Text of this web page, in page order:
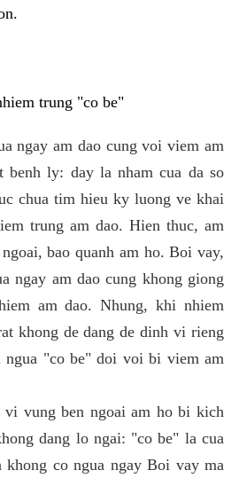
trung "co be"
ngay am dao cung voi viem am
benh ly: day la nham cua da so
chua tim hieu ky luong ve khai
trung am dao. Hien thuc, am
bao quanh am ho. Boi vay,
ngay am dao cung khong giong
am dao. Nhung, khi nhiem
khong de dang de dinh vi rieng
ngua "co be" doi voi bi viem am
vi vung ben ngoai am ho bi kich
dang lo ngai: "co be" la cua
khong co ngua ngay Boi vay ma